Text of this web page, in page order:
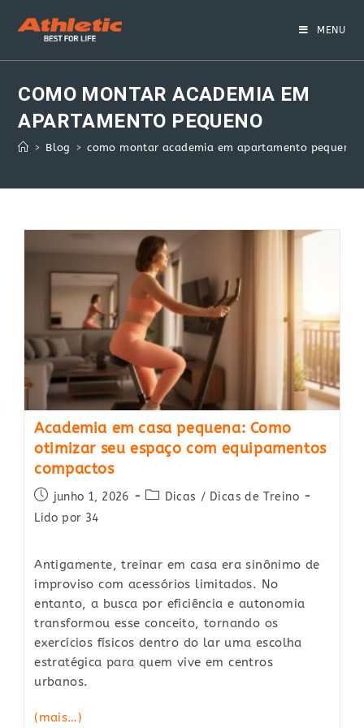
MENU
COMO MONTAR ACADEMIA EM
APARTAMENTO PEQUENO
> Blog > como montar academia em apartamento pequeno
Academia em casa pequena: Como
otimizar seu espaço com equipamentos
compactos
Post
published:
junho 1, 2026
PostDicas / Dicas de Treino
Lido por 34
Antigamente, treinar em casa era sinônimo de
improviso com acessórios limitados. No
entanto, a busca por eficiência e autonomia
transformou esse conceito, tornando os
exercícios físicos dentro do lar uma escolha
estratégica para quem vive em centros
urbanos.
(mais…)